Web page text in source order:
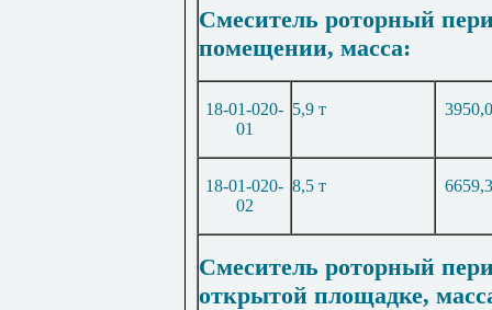
Смеситель роторный
помещении, масса:
18-01-020-
01
5,9 т
18-01-020-
02
8,5 т
Смеситель роторный
открытой площадке,